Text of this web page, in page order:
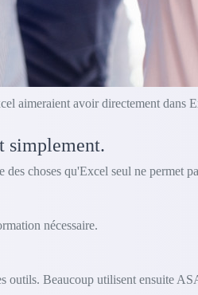
aimeraient avoir directement dans
simplement.
choses qu'Excel seul ne permet
nécessaire.
outils. Beaucoup utilisent ensuite